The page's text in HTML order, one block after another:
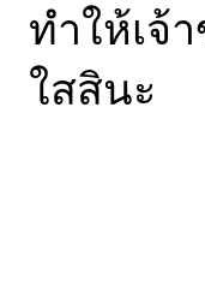
ทำให้เจ้
ใสสินะ